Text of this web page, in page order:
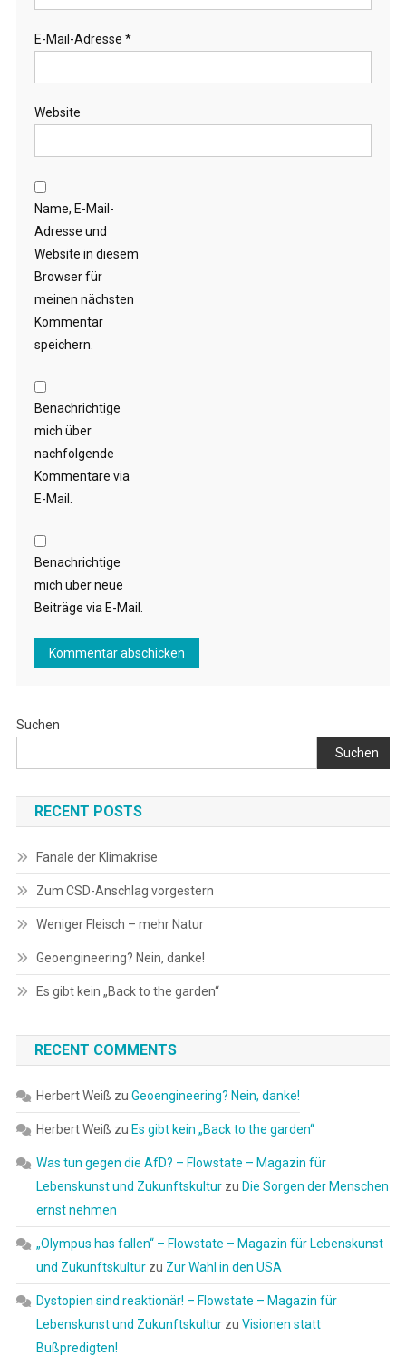
E-Mail-Adresse *
Website
Name, E-Mail-
Adresse und
Website in diesem
Browser für
meinen nächsten
Kommentar
speichern.
Benachrichtige
mich über
nachfolgende
Kommentare via
E-Mail.
Benachrichtige
mich über neue
Beiträge via E-Mail.
Suchen
Suchen
RECENT POSTS
Fanale der Klimakrise
Zum CSD-Anschlag vorgestern
Weniger Fleisch – mehr Natur
Geoengineering? Nein, danke!
Es gibt kein „Back to the garden“
RECENT COMMENTS
Herbert Weiß zu Geoengineering? Nein, danke!
Herbert Weiß zu Es gibt kein „Back to the garden“
Was tun gegen die AfD? – Flowstate – Magazin für
Lebenskunst und Zukunftskulturzu Die Sorgen der Menschen
ernst nehmen
„Olympus has fallen“ – Flowstate – Magazin für Lebenskunst
und Zukunftskulturzu Zur Wahl in den USA
Dystopien sind reaktionär! – Flowstate – Magazin für
Lebenskunst und Zukunftskulturzu Visionen statt
Bußpredigten!